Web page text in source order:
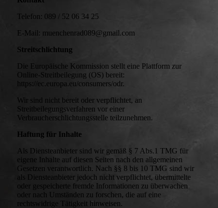
Telefon: 089 / 52 06 34 25
E-Mail: muenchenrad089@gmail.com
Streitschlichtung
Die Europäische Kommission stellt eine Plattform zur
Online-Streitbeilegung (OS) bereit:
https://ec.europa.eu/consumers/odr.
Wir sind nicht bereit oder verpflichtet, an
Streitbeilegungsverfahren vor einer
Verbraucherschlichtungsstelle teilzunehmen.
Haftung für Inhalte
Als Diensteanbieter sind wir gemäß § 7 Abs.1 TMG für
eigene Inhalte auf diesen Seiten nach den allgemeinen
Gesetzen verantwortlich. Nach §§ 8 bis 10 TMG sind wir
als Diensteanbieter jedoch nicht verpflichtet, übermittelte
oder gespeicherte fremde Informationen zu überwachen
oder nach Umständen zu forschen, die auf eine
rechtswidrige Tätigkeit hinweisen.